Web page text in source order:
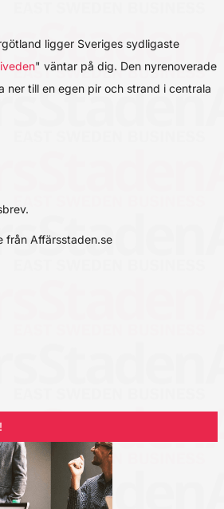
ligger Sveriges sydligaste
" väntar på dig. Den nyrenoverade
ner till en egen pir och strand i centrala
från Affärsstaden.se